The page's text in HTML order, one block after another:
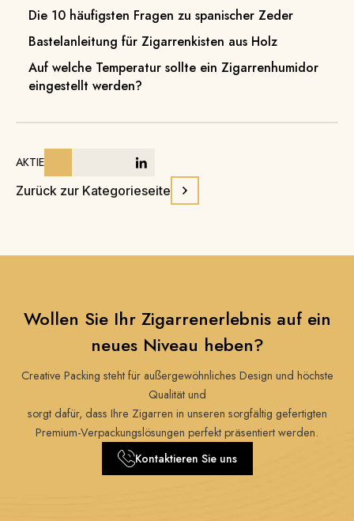
Die 10 häufigsten Fragen zu spanischer Zeder
Bastelanleitung für Zigarrenkisten aus Holz
Auf welche Temperatur sollte ein Zigarrenhumidor
eingestellt werden?
AKTIE
Zurück zur Kategorieseite
Wollen Sie Ihr Zigarrenerlebnis auf ein
neues Niveau heben?
Creative Packing steht für außergewöhnliches Design und höchste
Qualität und
sorgt dafür, dass Ihre Zigarren in unseren sorgfältig gefertigten
Premium-Verpackungslösungen perfekt präsentiert werden.
Kontaktieren Sie uns